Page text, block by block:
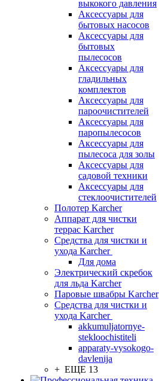
выкокого давления
Аксессуары для
бытовых насосов
Аксессуары для
бытовых
пылесосов
Аксессуары для
гладильных
комплектов
Аксессуары для
пароочистителей
Аксессуары для
паропылесосов
Аксессуары для
пылесоса для золы
Аксессуары для
садовой техники
Аксессуары для
стеклоочистителей
Полотер Karcher
Аппарат для чистки
террас Karcher
Средства для чистки и
ухода Karcher
Для дома
Электрический скребок
для льда Karcher
Паровые швабры Karcher
Средства для чистки и
ухода Karcher
akkumuljatornye-
stekloochistiteli
apparaty-vysokogo-
davlenija
+ ЕЩЕ 13